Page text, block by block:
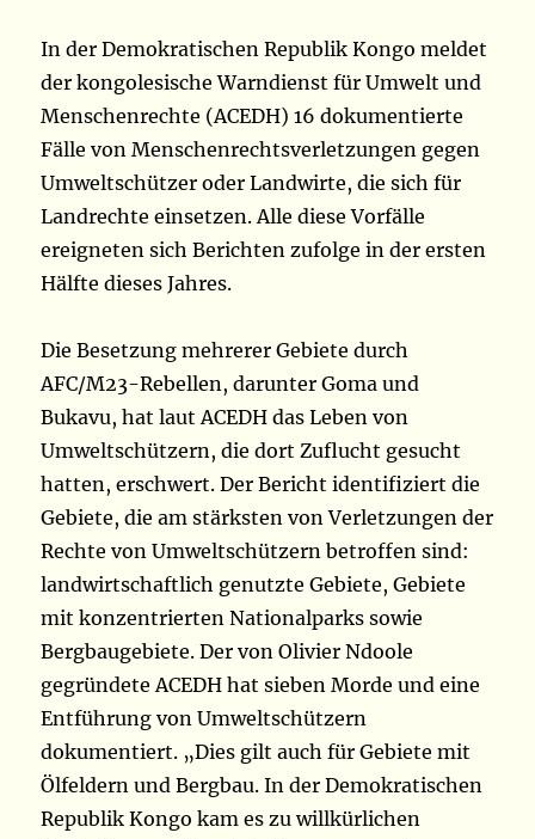
In der Demokratischen Republik Kongo meldet
der kongolesische Warndienst für Umwelt und
Menschenrechte (ACEDH) 16 dokumentierte
Fälle von Menschenrechtsverletzungen gegen
Umweltschützer oder Landwirte, die sich für
Landrechte einsetzen. Alle diese Vorfälle
ereigneten sich Berichten zufolge in der ersten
Hälfte dieses Jahres.
Die Besetzung mehrerer Gebiete durch
AFC/M23-Rebellen, darunter Goma und
Bukavu, hat laut ACEDH das Leben von
Umweltschützern, die dort Zuflucht gesucht
hatten, erschwert. Der Bericht identifiziert die
Gebiete, die am stärksten von Verletzungen der
Rechte von Umweltschützern betroffen sind:
landwirtschaftlich genutzte Gebiete, Gebiete
mit konzentrierten Nationalparks sowie
Bergbaugebiete. Der von Olivier Ndoole
gegründete ACEDH hat sieben Morde und eine
Entführung von Umweltschützern
dokumentiert. „Dies gilt auch für Gebiete mit
Ölfeldern und Bergbau. In der Demokratischen
Republik Kongo kam es zu willkürlichen